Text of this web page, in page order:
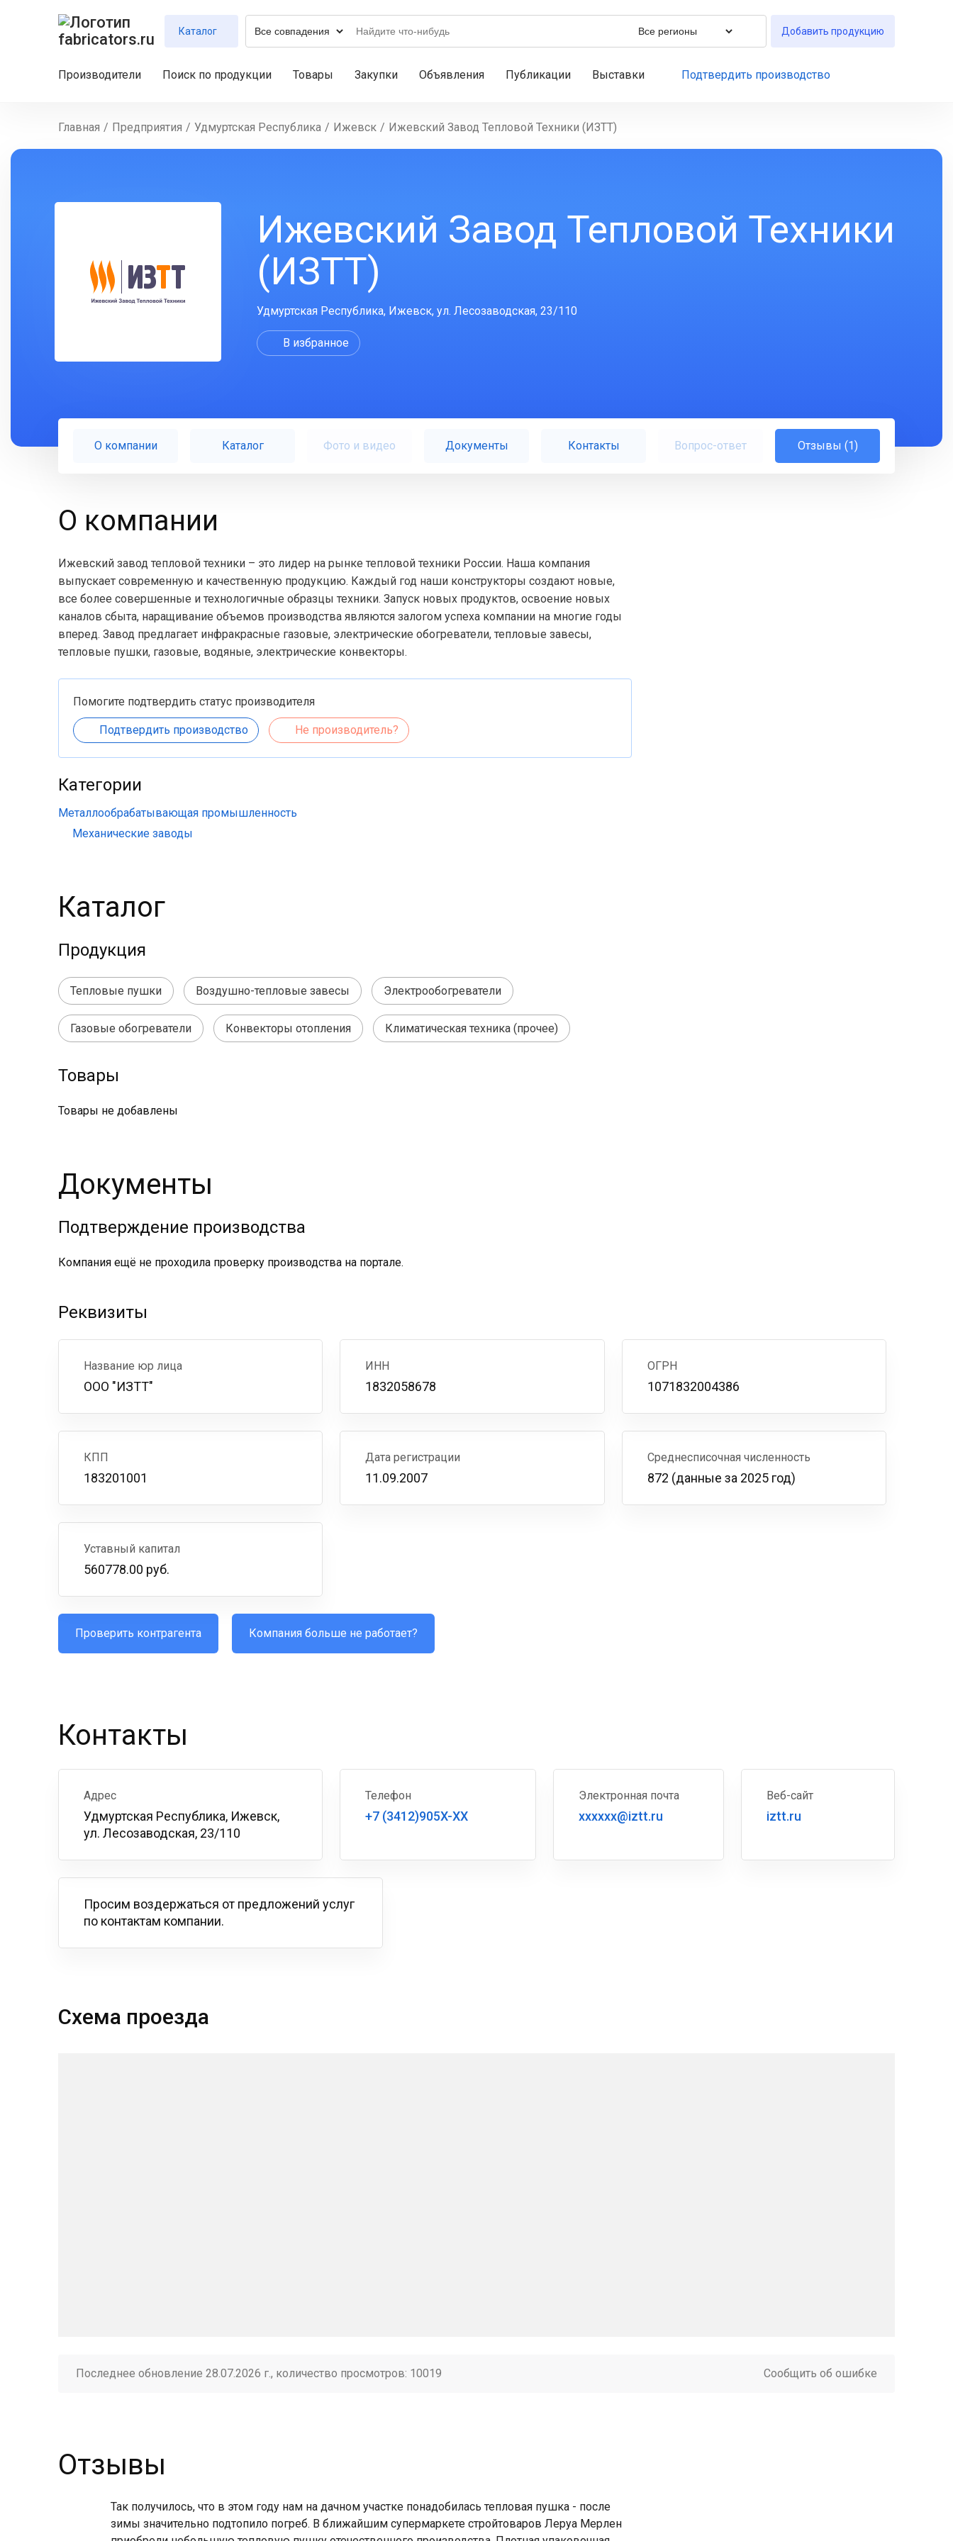
Каталог Добавить продукцию
Производители Поиск по продукции Товары Закупки Объявления Публикации Выставки Подтвердить производство
Главная / Предприятия / Удмуртская Республика / Ижевск / Ижевский Завод Тепловой Техники (ИЗТТ)
Ижевский Завод Тепловой Техники
(ИЗТТ)
Удмуртская Республика, Ижевск, ул. Лесозаводская, 23/110
В избранное
О компании Каталог Фото и видео Документы Контакты Вопрос-ответ Отзывы (1)
О компании
Ижевский завод тепловой техники – это лидер на рынке тепловой техники России. Наша компания
выпускает современную и качественную продукцию. Каждый год наши конструкторы создают новые,
все более совершенные и технологичные образцы техники. Запуск новых продуктов, освоение новых
каналов сбыта, наращивание объемов производства являются залогом успеха компании на многие годы
вперед. Завод предлагает инфракрасные газовые, электрические обогреватели, тепловые завесы,
тепловые пушки, газовые, водяные, электрические конвекторы.
Помогите подтвердить статус производителя
Подтвердить производство Не производитель?
Категории
Металлообрабатывающая промышленность
Механические заводы
Каталог
Продукция
Тепловые пушки Воздушно-тепловые завесы Электрообогреватели
Газовые обогреватели Конвекторы отопления Климатическая техника (прочее)
Товары
Товары не добавлены
Документы
Подтверждение производства
Компания ещё не проходила проверку производства на портале.
Реквизиты
Название юр лица
ООО "ИЗТТ"
ИНН
1832058678
ОГРН
1071832004386
КПП
183201001
Дата регистрации
11.09.2007
Среднесписочная численность
872 (данные за 2025 год)
Уставный капитал
560778.00 руб.
Проверить контрагента Компания больше не работает?
Контакты
Адрес
Удмуртская Республика, Ижевск,
ул. Лесозаводская, 23/110
Телефон
+7 (3412)905X-XX
Электронная почта
xxxxxx@iztt.ru
Веб-сайт
iztt.ru
Просим воздержаться от предложений услуг
по контактам компании.
Схема проезда
Последнее обновление 28.07.2026 г., количество просмотров: 10019 Сообщить об ошибке
Отзывы
Так получилось, что в этом году нам на дачном участке понадобилась тепловая пушка - после
зимы значительно подтопило погреб. В ближайшим супермаркете стройтоваров Леруа Мерлен